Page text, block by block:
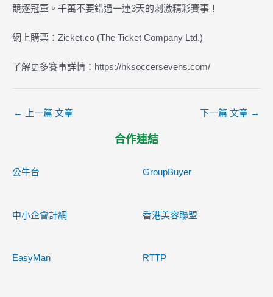
競逐冠軍。千萬不要錯過一連3天的刺激精彩賽事！
網上購票：Zicket.co (The Ticket Company Ltd.)
了解更多賽事詳情：https://hksoccersevens.com/
← 上一篇 文章 下一篇 文章 →
合作連結
公牛台 GroupBuyer
中小企會計網 香港美容聯盟
EasyMan RTTP